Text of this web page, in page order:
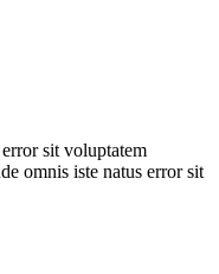
sit voluptatem
omnis iste natus error sit